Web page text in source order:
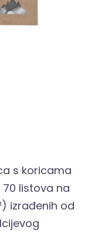
s koricama
listova na
izrađenih od